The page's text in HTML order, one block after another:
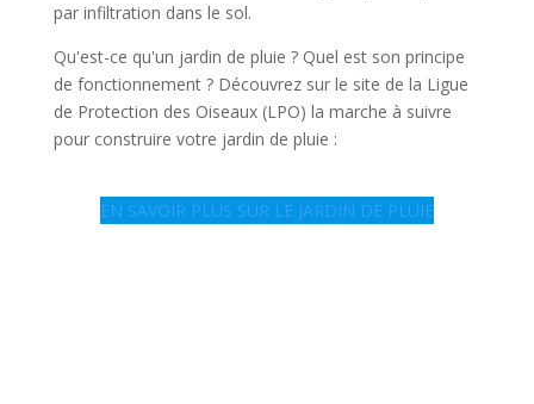
par infiltration dans le sol.
Qu'est-ce qu'un jardin de pluie ? Quel est son principe
de fonctionnement ? Découvrez sur le site de la Ligue
de Protection des Oiseaux (LPO) la marche à suivre
pour construire votre jardin de pluie :
EN SAVOIR PLUS SUR LE JARDIN DE PLUIE